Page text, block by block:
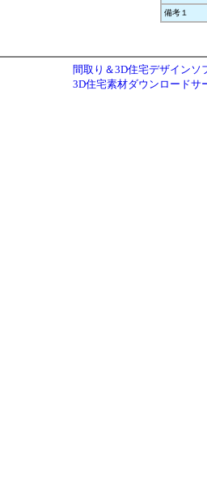
備考１
間取り＆3D住宅デザインソ
3D住宅素材ダウンロードサ